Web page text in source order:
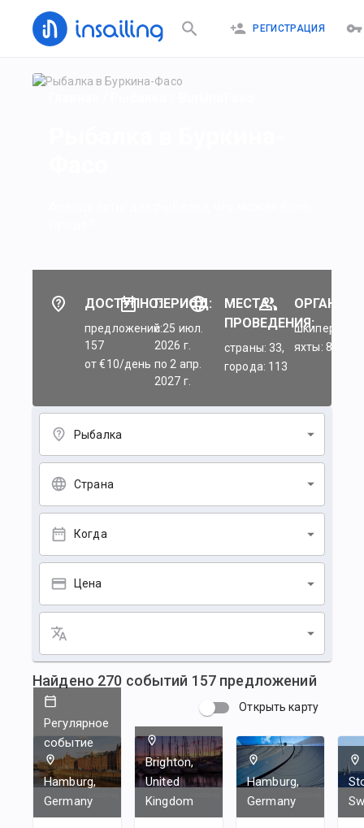
РЕГИСТРАЦИЯ
ДОСТУПНО:
предложений:
157
от €10/день
ПЕРИОД:
c 25 июл.
2026 г.
по 2 апр.
2027 г.
МЕСТА
ПРОВЕДЕНИЯ:
страны: 33,
города: 113
шкиперы: 45,
яхты: 84
Рыбалка
Страна
Когда
Цена
Найдено 270 событий 157 предложений
Открыть карту
Регулярное
событие
Hamburg,
Germany
Brighton,
United
Kingdom
Hamburg,
Germany